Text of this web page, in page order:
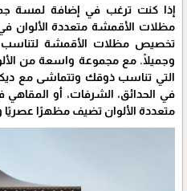
إذا كنت ترغب في إضافة لمسة
مظلات الأقمشة متعددة الألوان
تخصيص مظلات الأقمشة لتناسب
وجميلًا. مع مجموعة واسعة من
التي تناسب ذوقك وتتماشى مع
في الحدائق، الشرفات، أو
متعددة الألوان تضيف مظهرًا عصريًا